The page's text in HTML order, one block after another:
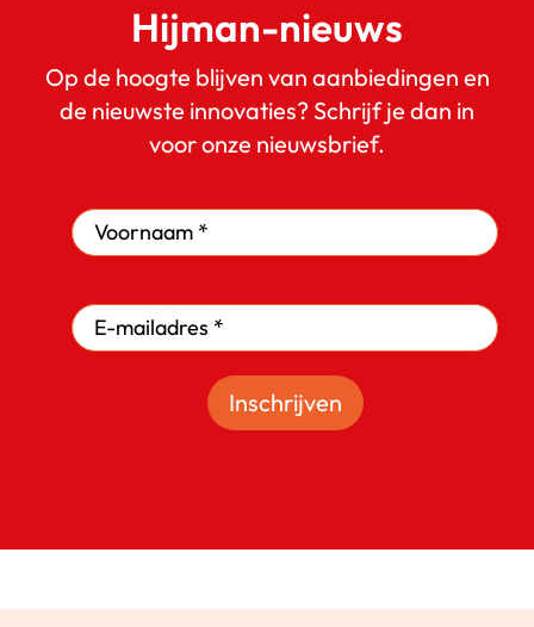
Hijman-nieuws
Op de hoogte blijven van aanbiedingen en
de nieuwste innovaties? Schrijf je dan in
voor onze nieuwsbrief.
Inschrijven